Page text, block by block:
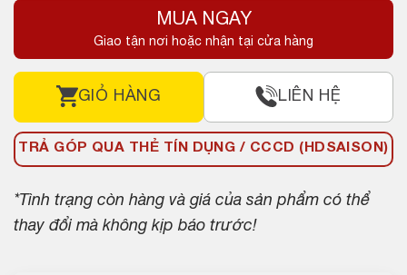
MUA NGAY
Giao tận nơi hoặc nhận tại cửa hàng
GIỎ HÀNG LIÊN HỆ
TRẢ GÓP QUA THẺ TÍN DỤNG / CCCD (HDSAISON)
*Tình trạng còn hàng và giá của sản phẩm có thể
thay đổi mà không kịp báo trước!